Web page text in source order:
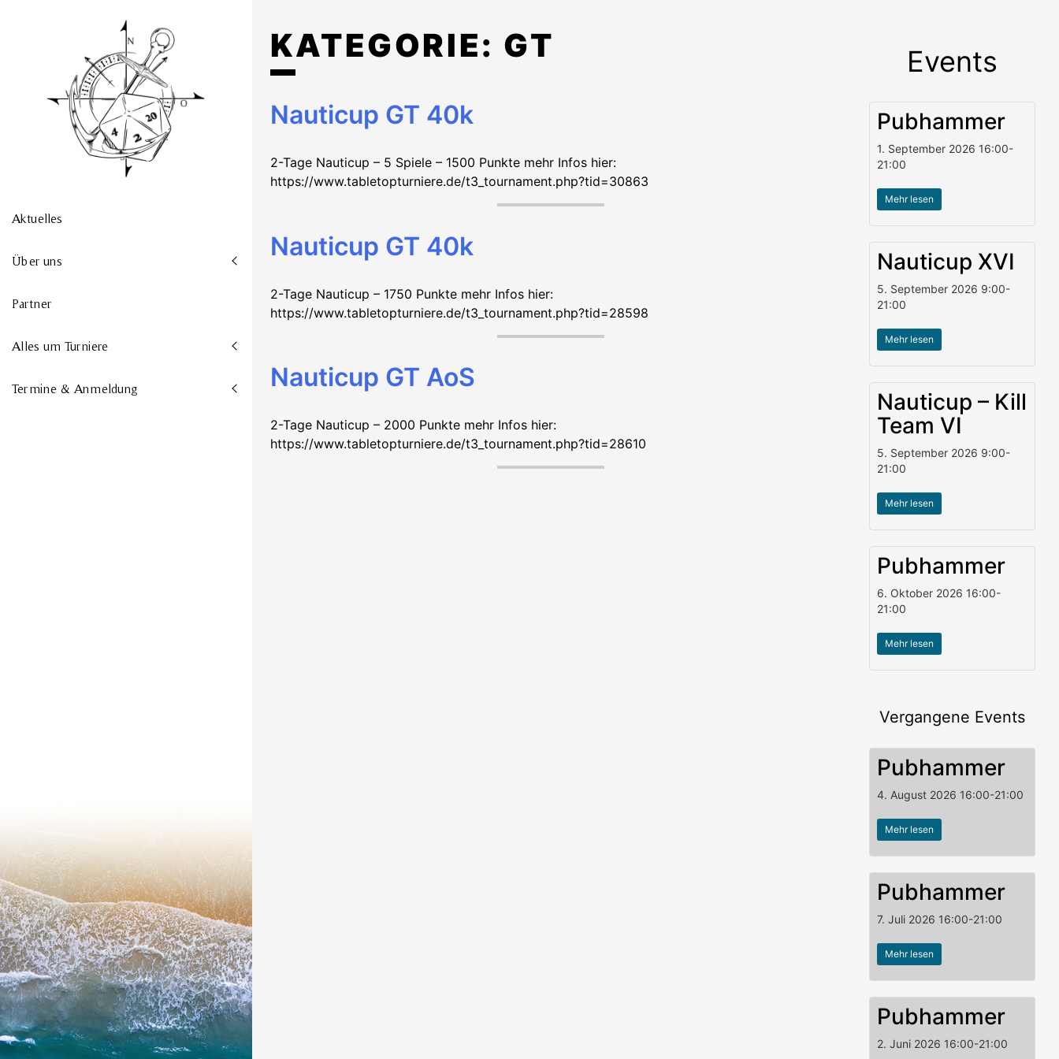
Aktuelles
Über uns
Partner
Alles um Turniere
Termine & Anmeldung
KATEGORIE: GT
Nauticup GT 40k
2-Tage Nauticup – 5 Spiele – 1500 Punkte mehr Infos hier:
https://www.tabletopturniere.de/t3_tournament.php?tid=30863
Nauticup GT 40k
2-Tage Nauticup – 1750 Punkte mehr Infos hier:
https://www.tabletopturniere.de/t3_tournament.php?tid=28598
Nauticup GT AoS
2-Tage Nauticup – 2000 Punkte mehr Infos hier:
https://www.tabletopturniere.de/t3_tournament.php?tid=28610
Events
Pubhammer
1. September 2026 16:00-
21:00
Mehr lesen
Nauticup XVI
5. September 2026 9:00-
21:00
Mehr lesen
Nauticup – Kill
Team VI
5. September 2026 9:00-
21:00
Mehr lesen
Pubhammer
6. Oktober 2026 16:00-
21:00
Mehr lesen
Vergangene Events
Pubhammer
4. August 2026 16:00-21:00
Mehr lesen
Pubhammer
7. Juli 2026 16:00-21:00
Mehr lesen
Pubhammer
2. Juni 2026 16:00-21:00